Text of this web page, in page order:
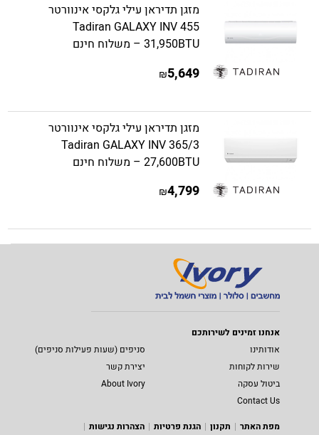
מזגן תדיראן עילי גלקסי אינוורטר
Tadiran GALAXY INV 455
31,950BTU – משלוח חינם
5,649
₪
מזגן תדיראן עילי גלקסי אינוורטר
Tadiran GALAXY INV 365/3
27,600BTU – משלוח חינם
4,799
₪
אנחנו זמינים לשירותכם
אודותינו
סניפים (שעות פעילות סניפים)
שירות לקוחות
יצירת קשר
ביטול עסקה
About Ivory
Contact Us
מפת האתר
תקנון הגנת פרטיות
הצהרות נגישות